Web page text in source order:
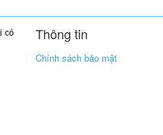
có
Thông tin
Chính sách bảo mật